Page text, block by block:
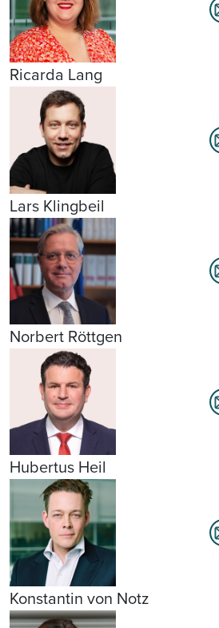
Ricarda Lang
Lars Klingbeil
Norbert Röttgen
Hubertus Heil
Konstantin von Notz